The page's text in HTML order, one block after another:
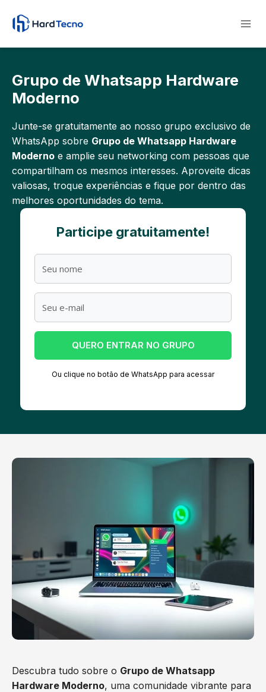
para
Conteúdo
Grupo de Whatsapp Hardware
Moderno
Junte-se gratuitamente ao nosso grupo exclusivo de
WhatsApp sobre Grupo de Whatsapp Hardware
Moderno e amplie seu networking com pessoas que
compartilham os mesmos interesses. Aproveite dicas
valiosas, troque experiências e fique por dentro das
melhores oportunidades do tema.
Participe gratuitamente!
QUERO ENTRAR NO GRUPO
Ou clique no botão de WhatsApp para acessar
Descubra tudo sobre o Grupo de Whatsapp
Hardware Moderno, uma comunidade vibrante para